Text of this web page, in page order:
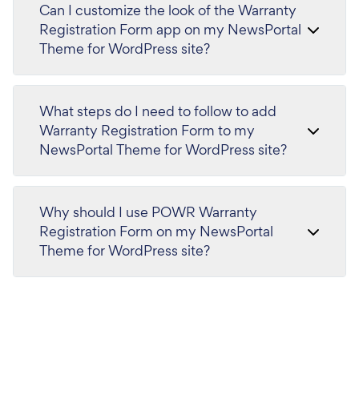
Can I customize the look of the Warranty
Registration Form app on my NewsPortal
Theme for WordPress site?
What steps do I need to follow to add
Warranty Registration Form to my
NewsPortal Theme for WordPress site?
Why should I use POWR Warranty
Registration Form on my NewsPortal
Theme for WordPress site?